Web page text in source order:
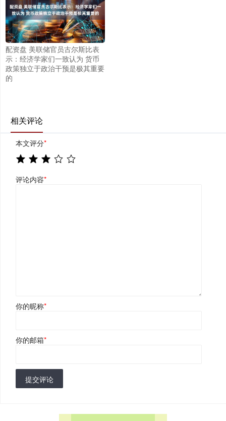
配资盘 美联储官员古尔斯比表
示：经济学家们一致认为 货币
政策独立于政治干预是极其重要
的
相关评论
本文评分*
评论内容*
你的昵称*
你的邮箱*
提交评论